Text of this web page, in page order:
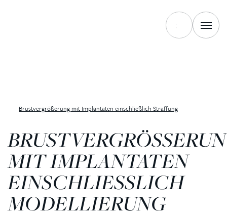
Brustvergrößerung mit Implantaten einschließlich Straffung
IT IMPLANTATEN E
INSCHLIESSLICH MO
DELLIERUNG